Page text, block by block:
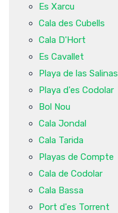
Es Xarcu
Cala des Cubells
Cala D'Hort
Es Cavallet
Playa de las Salinas
Playa d'es Codolar
Bol Nou
Cala Jondal
Cala Tarida
Playas de Compte
Cala de Codolar
Cala Bassa
Port d'es Torrent